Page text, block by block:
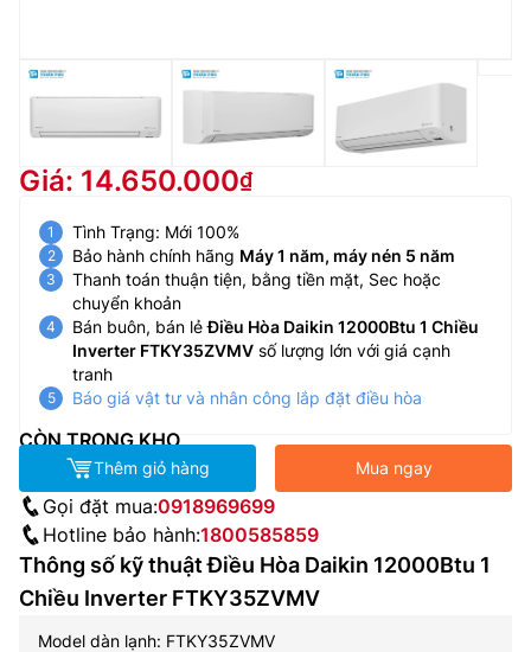
Giá: 14.650.000
Tình Trạng: Mới 100%
Bảo hành chính hãng Máy 1 năm, máy nén 5 năm
Thanh toán thuận tiện, bằng tiền mặt, Sec hoặc
chuyển khoản
Bán buôn, bán lẻĐiều Hòa Daikin 12000Btu 1 Chiều
Inverter FTKY35ZVMV số lượng lớn với giá cạnh
tranh
Báo giá vật tư và nhân công lắp đặt điều hòa
CÒN TRONG KHO
Thêm giỏ hàng Mua ngay
Gọi đặt mua:0918969699
Hotline bảo hành:1800585859
Thông số kỹ thuật Điều Hòa Daikin 12000Btu 1
Chiều Inverter FTKY35ZVMV
Model dàn lạnh: FTKY35ZVMV